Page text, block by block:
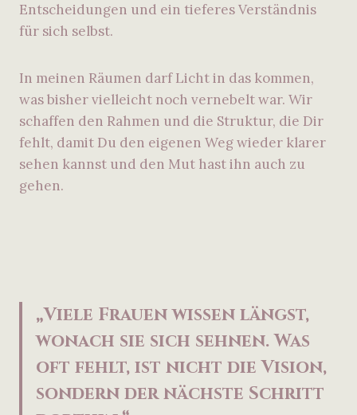
Entscheidungen und ein tieferes Verständnis
für sich selbst.
In meinen Räumen darf Licht in das kommen,
was bisher vielleicht noch vernebelt war. Wir
schaffen den Rahmen und die Struktur, die Dir
fehlt, damit Du den eigenen Weg wieder klarer
sehen kannst und den Mut hast ihn auch zu
gehen.
„Viele Frauen wissen längst,
wonach sie sich sehnen. Was
oft fehlt, ist nicht die Vision,
sondern der nächste Schritt